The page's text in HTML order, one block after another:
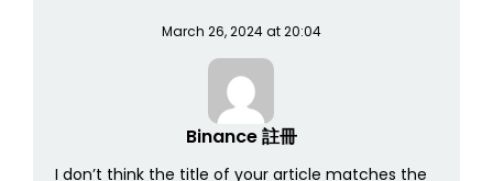
March 26, 2024 at 20:04
Binance 註冊
I don’t think the title of your article matches the